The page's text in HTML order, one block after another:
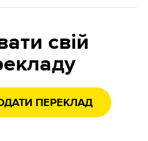
свій
ПЕРЕКЛАД